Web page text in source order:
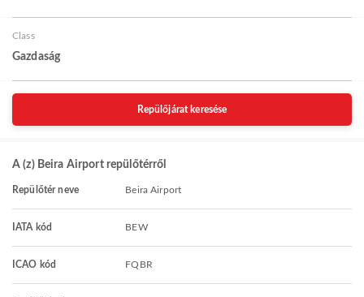
Class
Gazdaság
Repülőjárat keresése
A (z) Beira Airport repülőtérről
Repülőtér neve Beira Airport
IATA kód BEW
ICAO kód FQBR